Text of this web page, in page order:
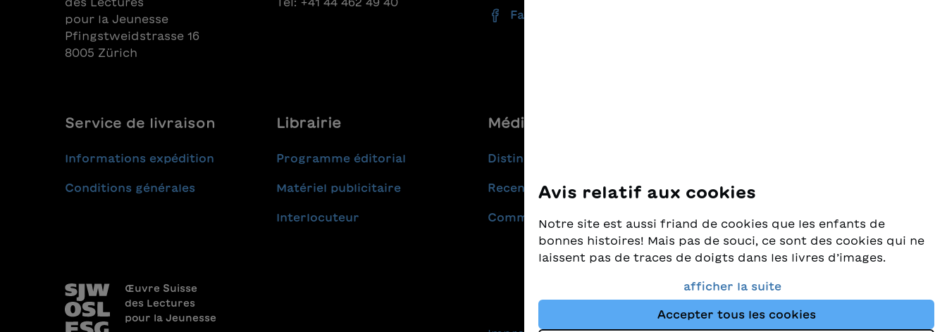
pour la Jeunesse
Pfingstweidstrasse 16
8005 Zürich
Facebook
Service de livraison
Informations expédition
Conditions générales
Librairie
Programme éditorial
Matériel publicitaire
Interlocuteur
Médias
Distinctions
Recensions
Communiqués de presse
Œuvre Suisse
des Lectures
pour la Jeunesse
Avis relatif aux cookies
Notre site est aussi friand de cookies que les enfants de
bonnes histoires! Mais pas de souci, ce sont des cookies qui ne
laissent pas de traces de doigts dans les livres d’images.
Nous prenons très au sérieux la protection de vos données et
nous tenons à ce que vous trouviez toujours les meilleurs
livres pour enfants dans notre assortiment. Ce site utilise des
afficher la suite
Accepter tous les cookies